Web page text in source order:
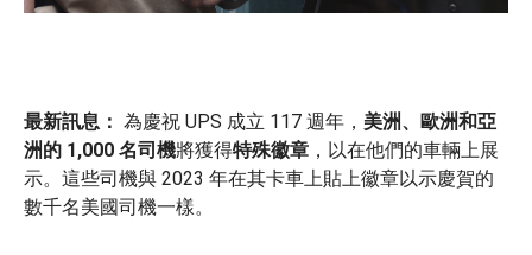
最新訊息： 為慶祝 UPS 成立 117 週年， 美洲、歐洲和亞
洲的 1,000 名司機將獲得特殊徽章 ，以在他們的車輛上展
示。這些司機與 2023 年在其卡車上貼上徽章以示慶賀的
數千名美國司機一樣。